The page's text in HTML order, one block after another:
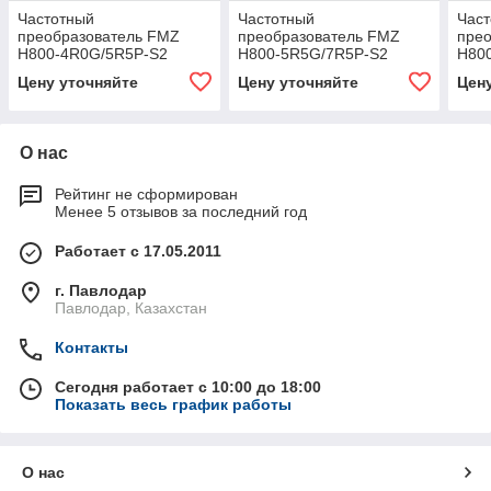
Частотный
преобразователь FMZ
H800-4R0G/5R5P-S2
Цену уточняйте
Частотный
преобразователь FMZ
H800-5R5G/7R5P-S2
Цену уточняйте
О нас
Рейтинг не сформирован
Менее 5 отзывов за последний год
Работает с 17.05.2011
г. Павлодар
Павлодар, Казахстан
Контакты
Сегодня работает с 10:00 до 18:00
Показать весь график работы
О нас